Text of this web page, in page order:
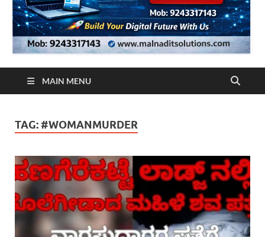
MAIN MENU
TAG: #WOMANMURDER